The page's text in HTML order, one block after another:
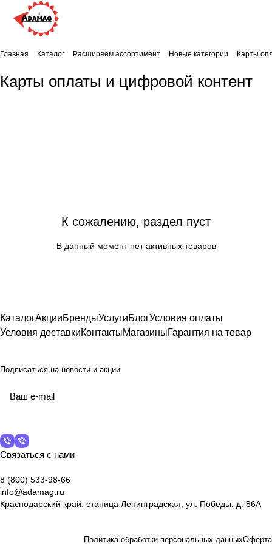
Главная Каталог Расширяем ассортимент Новые категории Карты
Карты оплаты и цифровой контент
К сожалению, раздел пуст
В данный момент нет активных товаров
КаталогАкцииБрендыУслугиБлогУсловия оплаты
Условия доставкиКонтактыМагазиныГарантия на товар
Подписаться на новости и акции
Связаться с нами
8 (800) 533-98-66
info@adamag.ru
Краснодарский край, станица Ленинградская, ул. Победы, д. 86А
Политика обработки персональных данныхОферта